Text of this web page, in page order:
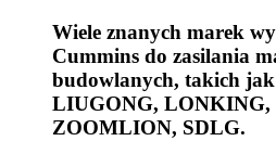
Wiele znanych marek
Cummins do zasilania
budowlanych, takich
LIUGONG, LONKING,
ZOOMLION, SDLG.